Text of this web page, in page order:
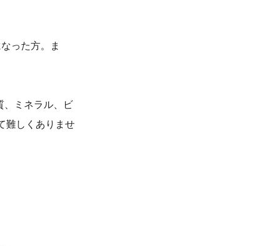
った方。ま
、ミネラル、ビ
難しくありませ